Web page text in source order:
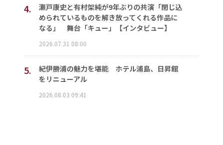
4.
瀬戸康史と有村架純が9年ぶりの共演「閉じ込
められているものを解き放ってくれる作品に
なる」 舞台「キュー」【インタビュー】
2026.07.31 08:00
5.
紀伊勝浦の魅力を堪能 ホテル浦島、日昇館
をリニューアル
2026.08.03 09:41